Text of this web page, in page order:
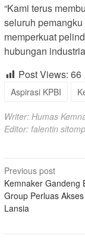
“Kami terus
seluruh
memperkuat
hubungan
Post Views: 66
Aspirasi KPBI
Writer: Humas
Editor: falentin
Post
navigation
Previous post
Kemnaker Gandeng
Group Perluas
Lansia